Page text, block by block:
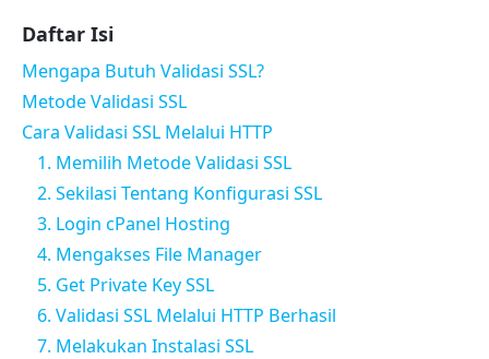
Daftar Isi
Mengapa Butuh Validasi SSL?
Metode Validasi SSL
Cara Validasi SSL Melalui HTTP
1. Memilih Metode Validasi SSL
2. Sekilasi Tentang Konfigurasi SSL
3. Login cPanel Hosting
4. Mengakses File Manager
5. Get Private Key SSL
6. Validasi SSL Melalui HTTP Berhasil
7. Melakukan Instalasi SSL